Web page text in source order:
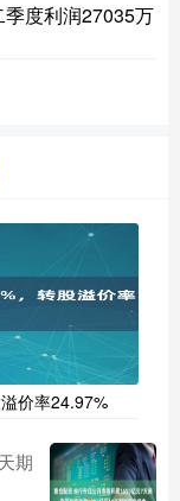
度利润27035万
价率24.97%
期